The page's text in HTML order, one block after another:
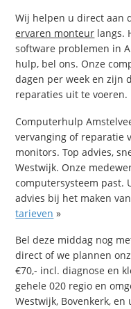
Wij helpen u direct aan
ervaren monteur langs.
software problemen in
hulp, bel ons. Onze
dagen per week en zijn
reparaties uit te voeren.
Computerhulp
vervanging of reparatie
monitors. Top advies,
Westwijk. Onze
computersysteem past.
advies bij het maken
tarieven »
Bel deze middag nog
direct of we plannen
€70,- incl. diagnose en
gehele 020 regio en
Westwijk, Bovenkerk,